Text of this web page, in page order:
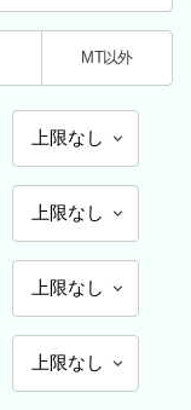
MT以外